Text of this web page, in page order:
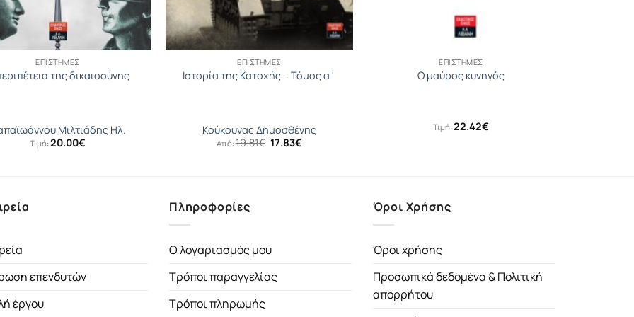
ΕΠΙΣΤΉΜΕΣ
της δικαιοσύνης
Μιλτιάδης Ηλ.
Τιμή:20.00€
ΕΠΙΣΤΉΜΕΣ
Ιστορία της Κατοχής – Τόμος α΄
Κούκουνας Δημοσθένης
Από:19.81€ Original
17.83€
ΕΠΙΣΤΉΜΕΣ
Ο μαύρος κυνηγός
Τιμή:22.42€
επενδυτών
έργου
Πληροφορίες
Ο λογαριασμός μου
Τρόποι παραγγελίας
Τρόποι πληρωμής
Όροι Χρήσης
Όροι χρήσης
Προσωπικά δεδομένα & Πολιτική
απορρήτου